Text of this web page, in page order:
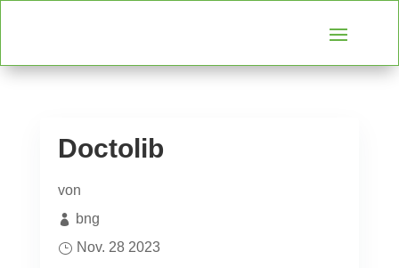
Doctolib
von
bng
Nov. 28 2023